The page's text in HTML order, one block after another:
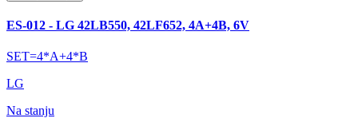
ES-012 - LG 42LB550, 42LF652, 4A+4B, 6V
SET=4*A+4*B
LG
Na stanju